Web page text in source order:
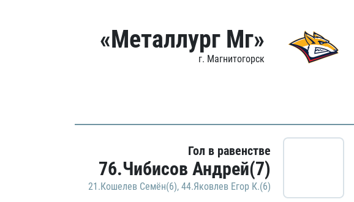
«Металлург Мг»
г. Магнитогорск
Гол в равенстве
76.Чибисов Андрей(7)
21.Кошелев Семён(6), 44.Яковлев Егор К.(6)